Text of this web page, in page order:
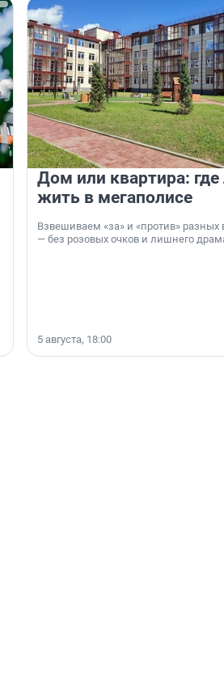
Дом или квартира:
жить в мегаполисе
Взвешиваем «за» и «против» разных
— без розовых очков и лишнего
5 августа, 18:00